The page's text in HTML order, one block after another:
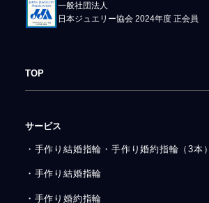
一般社団法人
日本ジュエリー協会 2024年度 正会員
TOP
サービス
・手作り結婚指輪・手作り婚約指輪（3本）
・手作り結婚指輪
・手作り婚約指輪